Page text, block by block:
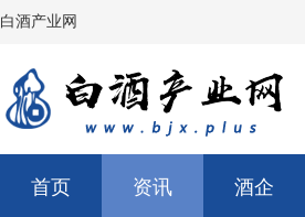
白酒产业网
首页 资讯 酒企